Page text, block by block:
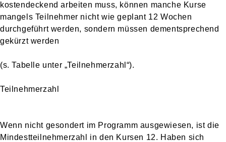
kostendeckend arbeiten muss, können manche Kurse
mangels Teilnehmer nicht wie geplant 12 Wochen
durchgeführt werden, sondern müssen dementsprechend
gekürzt werden
(s. Tabelle unter „Teilnehmerzahl“).
Teilnehmerzahl
Wenn nicht gesondert im Programm ausgewiesen, ist die
Mindestteilnehmerzahl in den Kursen 12. Haben sich